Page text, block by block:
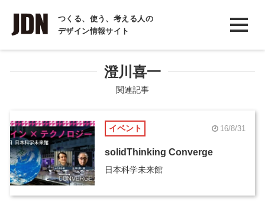
つくる、使う、考える人の
デザイン情報サイト
INTERVIEW
インタビュー
コラム
澄川喜一
関連記事
イベント 16/8/31
solidThinking Converge
日本科学未来館